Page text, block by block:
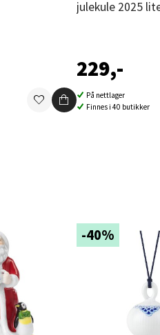
julekule 2025
229,-
På nettlager
Finnes i 40 butikker
-40%